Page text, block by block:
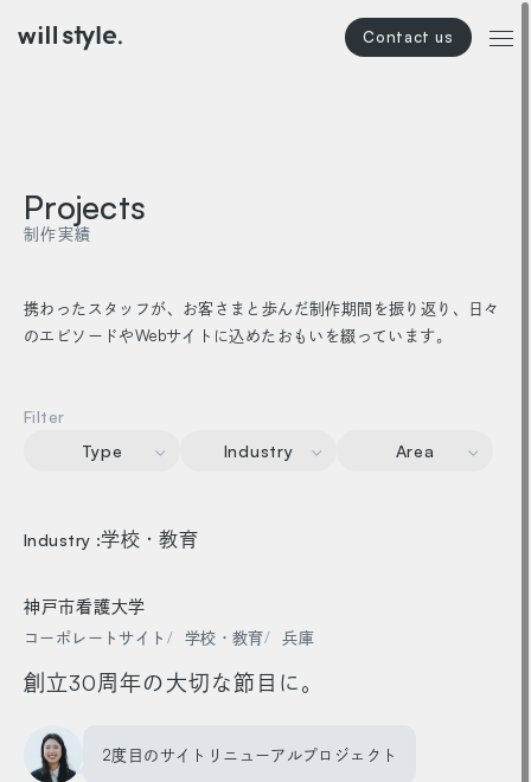
本文までスキップする
メ
制作実績
Projects
携わったスタッフが、お客さまと歩んだ制作期間を振り返り、
日々
のエピソードやWebサイトに込めたおもいを綴っています。
Filter
Type
Industry Area
Industry :学校・教育
神戸市看護大学
コーポレートサイト 学校・教育 兵庫
創立30周年の大切な節目に。
2度目のサイトリニューアルプロジェクト